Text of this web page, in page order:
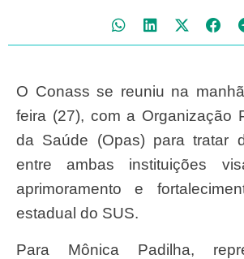
O Conass se reuniu na manhã desta quarta-
feira (27), com a Organização
da Saúde (Opas) para tratar
entre ambas instituições
aprimoramento e
estadual do SUS.
Para Mônica Padilha, representante da